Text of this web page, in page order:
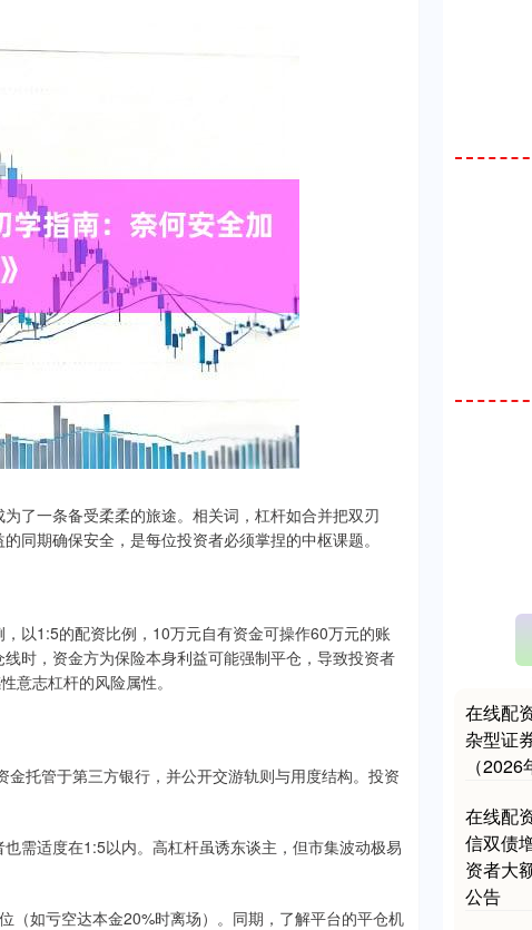
了一条备受柔柔的旅途。相关词，杠杆如合并把双刃
同期确保安全，是每位投资者必须掌捏的中枢课题。
以1:5的配资比例，10万元自有资金可操作60万元的账
时，资金方为保险本身利益可能强制平仓，导致投资者
意志杠杆的风险属性。
金托管于第三方银行，并公开交游轨则与用度结构。投资
需适度在1:5以内。高杠杆虽诱东谈主，但市集波动极易
（如亏空达本金20%时离场）。同期，了解平台的平仓机
在线配
杂型证
（2026
在线配
信双债
资者大
公告